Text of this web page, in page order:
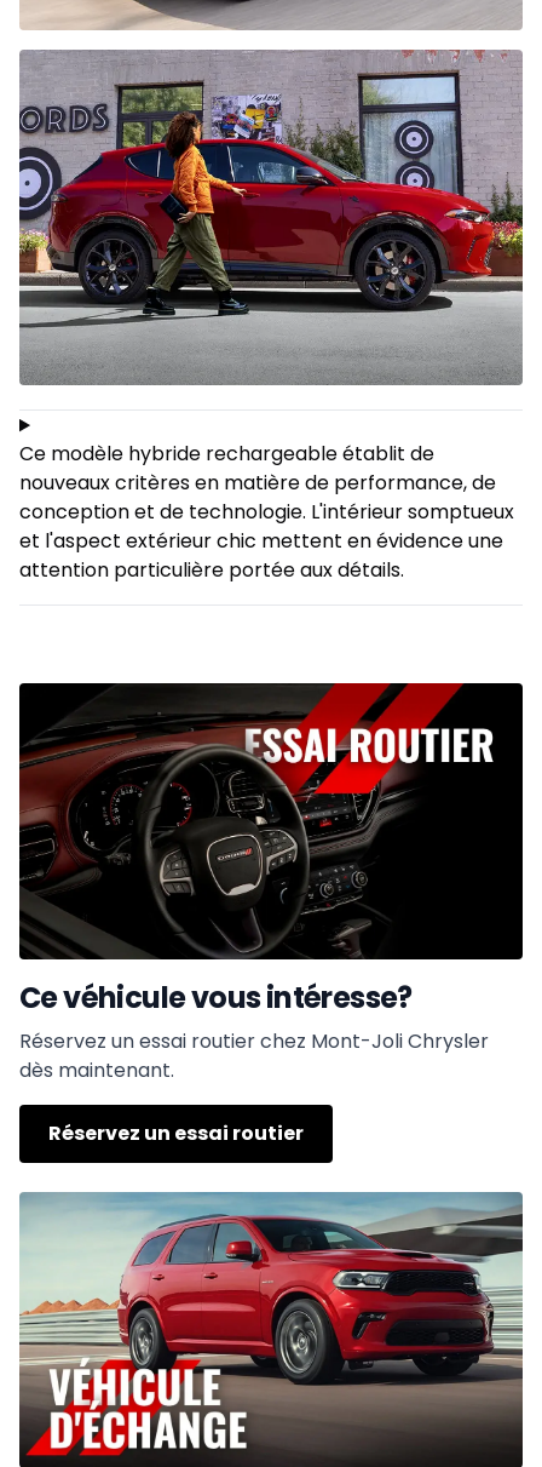
Ce modèle hybride rechargeable établit de
nouveaux critères en matière de performance, de
conception et de technologie. L'intérieur somptueux
et l'aspect extérieur chic mettent en évidence une
attention particulière portée aux détails.
Ce véhicule vous intéresse?
Réservez un essai routier chez Mont-Joli Chrysler
dès maintenant.
Réservez un essai routier